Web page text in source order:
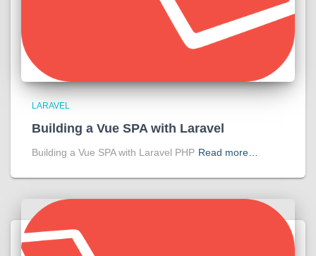
LARAVEL
Building a Vue SPA with Laravel
Building a Vue SPA with Laravel PHP Read more…